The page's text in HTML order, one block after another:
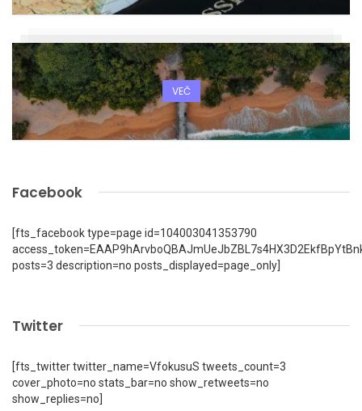
VEČ
Facebook
[fts_facebook type=page id=104003041353790
posts=3 description=no posts_displayed=page_only]
Twitter
[fts_twitter twitter_name=VfokusuS tweets_count=3
cover_photo=no stats_bar=no show_retweets=no
show_replies=no]